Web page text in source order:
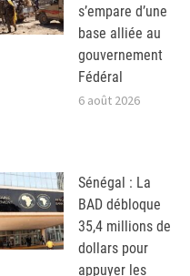
s’empare d’une
base alliée au
gouvernement
Fédéral
6 août 2026
Sénégal : La
BAD débloque
35,4 millions de
dollars pour
appuyer les